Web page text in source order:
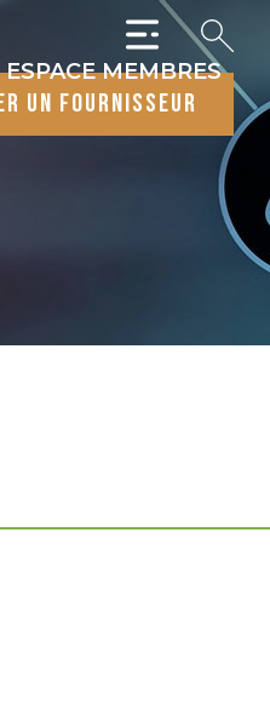
ESPACE MEMBRES
un fournisseur